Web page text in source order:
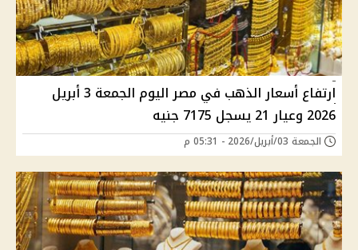
ارتفاع أسعار الذهب في مصر اليوم الجمعة 3 أبريل
2026 وعيار 21 يسجل 7175 جنيه
الجمعة 03/أبريل/2026 - 05:31 م